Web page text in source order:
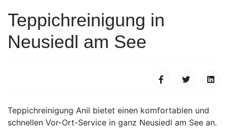
Teppichreinigung in
Neusiedl am See
Teppichreinigung Anil bietet einen komfortablen und
schnellen Vor-Ort-Service in ganz Neusiedl am See an.